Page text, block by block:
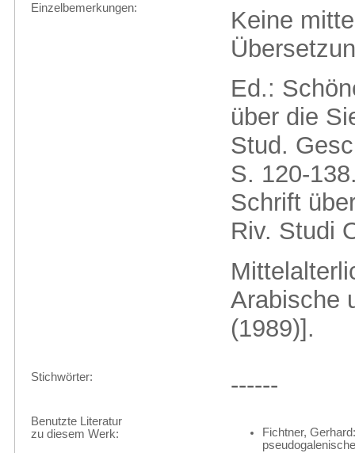
Einzelbemerkungen:
Keine
Ed.:
über die
Stud.
S. 120-
Schrift
Riv. Studi
Arabische
(1989)].
Stichwörter: ------
Benutzte Literatur
zu diesem Werk:
Fichtner,